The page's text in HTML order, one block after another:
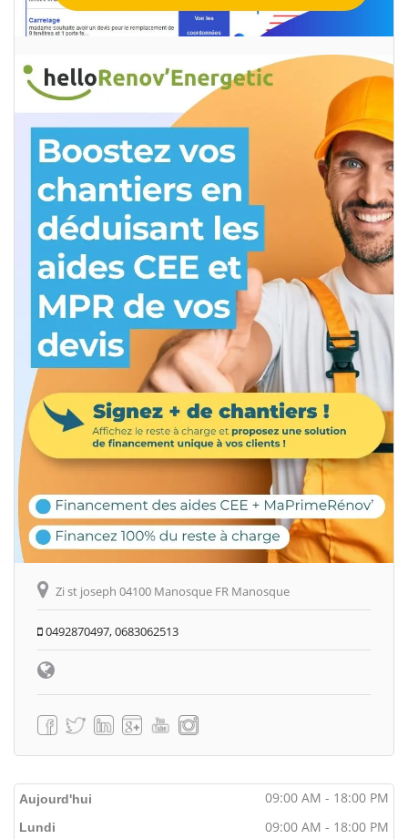
Zi st joseph 04100 Manosque FR Manosque
0492870497, 0683062513
Aujourd'hui 09:00 AM - 18:00 PM
Lundi 09:00 AM - 18:00 PM